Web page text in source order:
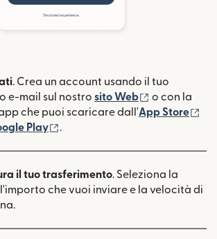
. Crea un account usando il tuo
e-mail sul nostro sito Web (si apre in
o con la
che puoi scaricare dall'App Store
Play .
il tuo trasferimento. Seleziona la
che vuoi inviare e la velocità di